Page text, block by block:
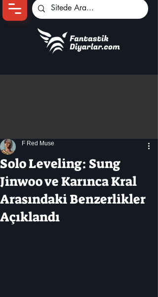
Black Desert
Dizi-Film Haberleri
Solo Leveling: Sung
Jinwoo ve Karınca Kral
Arasındaki Benzerlikler
Açıklandı
F Red Muse